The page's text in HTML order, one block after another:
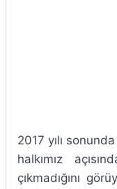
2017 yılı
halkımız
çıkmadığını